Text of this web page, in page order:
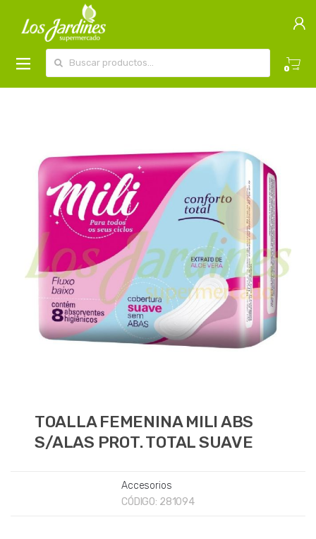
0
TOALLA FEMENINA MILI ABS
S/ALAS PROT. TOTAL SUAVE
Accesorios
CÓDIGO: 281094